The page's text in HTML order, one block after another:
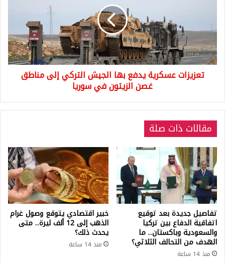
التركي
إلى
مناطق
غصن
الزيتونتعزيزات عسكرية يدفع بها الجيش التركي إلى مناطق
غصن الزيتون في سوريا
مقالات ذات صلة
تفاصيل جديدة بعد توقيع
اتفاقية الدفاع بين تركيا
والسعودية وباكستان.. ما
الهدف من التحالف الثلاثي؟
منذ 14 ساعة
خبير اقتصادي يتوقع وصول غرام
الذهب إلى 12 ألف ليرة.. متى
يحدث ذلك؟
منذ 14 ساعة